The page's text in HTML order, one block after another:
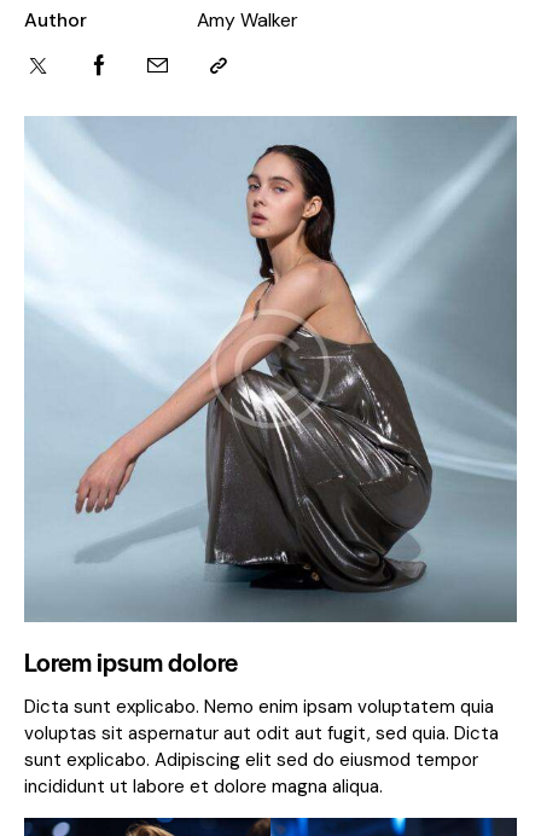
Author
Amy Walker
Lorem ipsum dolore
Dicta sunt explicabo. Nemo enim ipsam voluptatem quia
voluptas sit aspernatur aut odit aut fugit, sed quia. Dicta
sunt explicabo. Adipiscing elit sed do eiusmod tempor
incididunt ut labore et dolore magna aliqua.